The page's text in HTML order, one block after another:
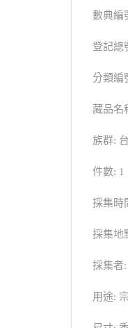
數典編
登記總
分類編
藏品名
族群:
件數: 1
採集時
採集地
採集者
用途: